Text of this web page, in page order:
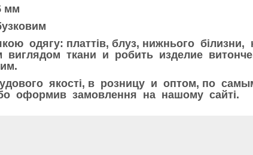
мм
одягу: платтів, блуз, нижнього білизни,
виглядом ткани и робить изделие
якості, в розницу и оптом, по
оформив замовлення на нашому сайті.